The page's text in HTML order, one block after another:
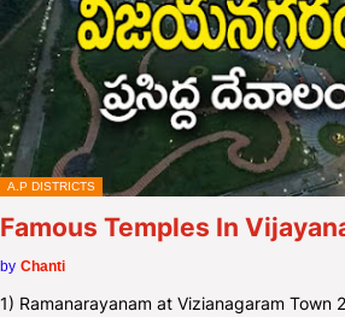
A.P DISTRICTS
Famous Temples In
by Chanti
1) Ramanarayanam at Vizianagaram Town